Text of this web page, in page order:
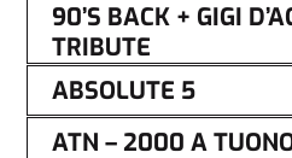
90’S BACK + GIGI
TRIBUTE
ABSOLUTE 5
ATN – 2000 A